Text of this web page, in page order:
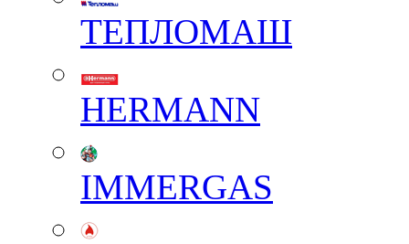
ТЕПЛОМАШ
HERMANN
IMMERGAS